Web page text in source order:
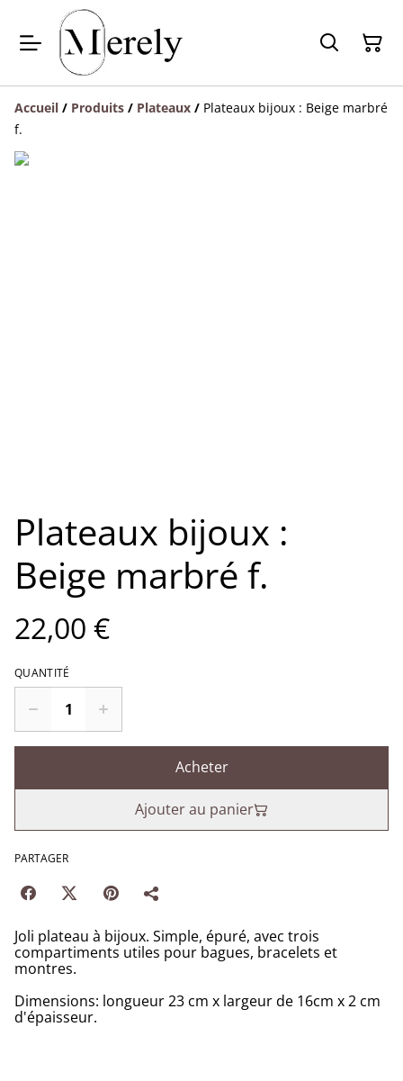
Accueil / Produits / Plateaux / Plateaux bijoux : Beige marbré
f.
Plateaux bijoux :
Beige marbré f.
22,00 €
QUANTITÉ
Acheter
Ajouter au panier
PARTAGER
Joli plateau à bijoux. Simple, épuré, avec trois
compartiments utiles pour bagues, bracelets et
montres.
Dimensions: longueur 23 cm x largeur de 16cm x 2 cm
d'épaisseur.